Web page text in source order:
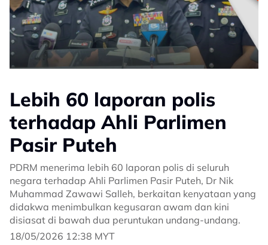
Lebih 60 laporan polis
terhadap Ahli Parlimen
Pasir Puteh
PDRM menerima lebih 60 laporan polis di seluruh
negara terhadap Ahli Parlimen Pasir Puteh, Dr Nik
Muhammad Zawawi Salleh, berkaitan kenyataan yang
didakwa menimbulkan kegusaran awam dan kini
disiasat di bawah dua peruntukan undang-undang.
18/05/2026 12:38 MYT